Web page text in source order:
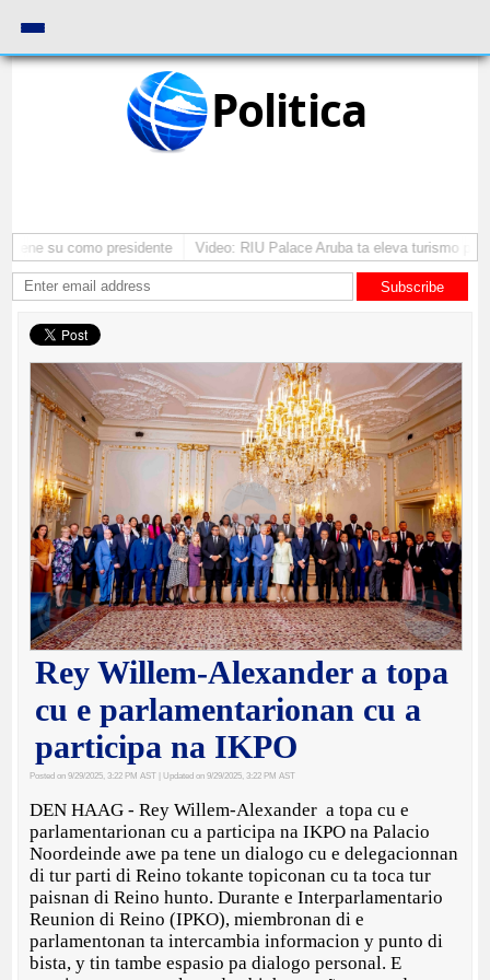
Politica
su como presidente Video: RIU Palace Aruba ta eleva turismo
Subscribe
Rey Willem-Alexander a topa
cu e parlamentarionan cu a
participa na IKPO
Posted on 9/29/2025, 3:22 PM AST | Updated on 9/29/2025, 3:22 PM AST
DEN HAAG - Rey Willem-Alexander a topa cu e
parlamentarionan cu a participa na IKPO na Palacio
Noordeinde awe pa tene un dialogo cu e delegacionnan
di tur parti di Reino tokante topiconan cu ta toca tur
paisnan di Reino hunto. Durante e Interparlamentario
Reunion di Reino (IPKO), miembronan di e
parlamentonan ta intercambia informacion y punto di
bista, y tin tambe espasio pa dialogo personal. E